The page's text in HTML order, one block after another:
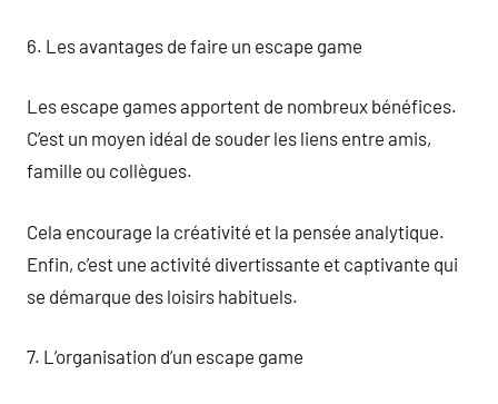
6. Les avantages de faire un escape game
Les escape games apportent de nombreux bénéfices.
C’est un moyen idéal de souder les liens entre amis,
famille ou collègues.
Cela encourage la créativité et la pensée analytique.
Enfin, c’est une activité divertissante et captivante qui
se démarque des loisirs habituels.
7. L’organisation d’un escape game